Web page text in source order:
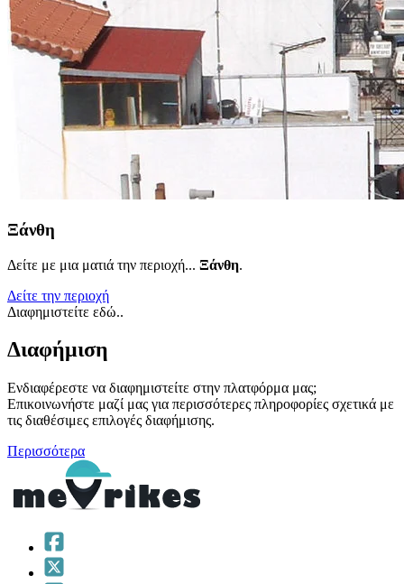
Ξάνθη
Δείτε με μια ματιά την περιοχή... Ξάνθη.
Δείτε την περιοχή
Διαφημιστείτε εδώ..
Διαφήμιση
Ενδιαφέρεστε να διαφημιστείτε στην πλατφόρμα μας;
Επικοινωνήστε μαζί μας για περισσότερες πληροφορίες σχετικά με
τις διαθέσιμες επιλογές διαφήμισης.
Περισσότερα